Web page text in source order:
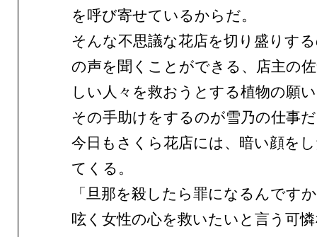
を呼び寄せているからだ。
そんな不思議な花店を切り盛りす
の声を聞くことができる、店主の
しい人々を救おうとする植物の願
その手助けをするのが雪乃の仕事
今日もさくら花店には、暗い顔を
てくる。
「旦那を殺したら罪になるんです
呟く女性の心を救いたいと言う可